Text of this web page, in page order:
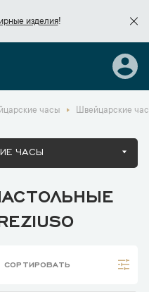
изделия!
часы Швейцарские
ЧАСЫ
СОРТИРОВАТЬ